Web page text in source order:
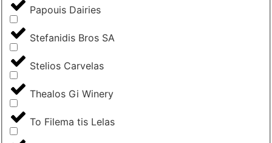
Papouis Dairies
Stefanidis Bros SA
Stelios Carvelas
Thealos Gi Winery
To Filema tis Lelas